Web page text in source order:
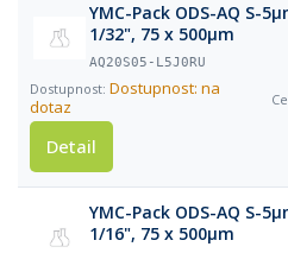
YMC-Pack ODS-AQ S-
1/32", 75 x 500µm
AQ20S05-L5J0RU
Dostupnost: na
dotaz
Detail
YMC-Pack ODS-AQ S-
1/16", 75 x 500µm